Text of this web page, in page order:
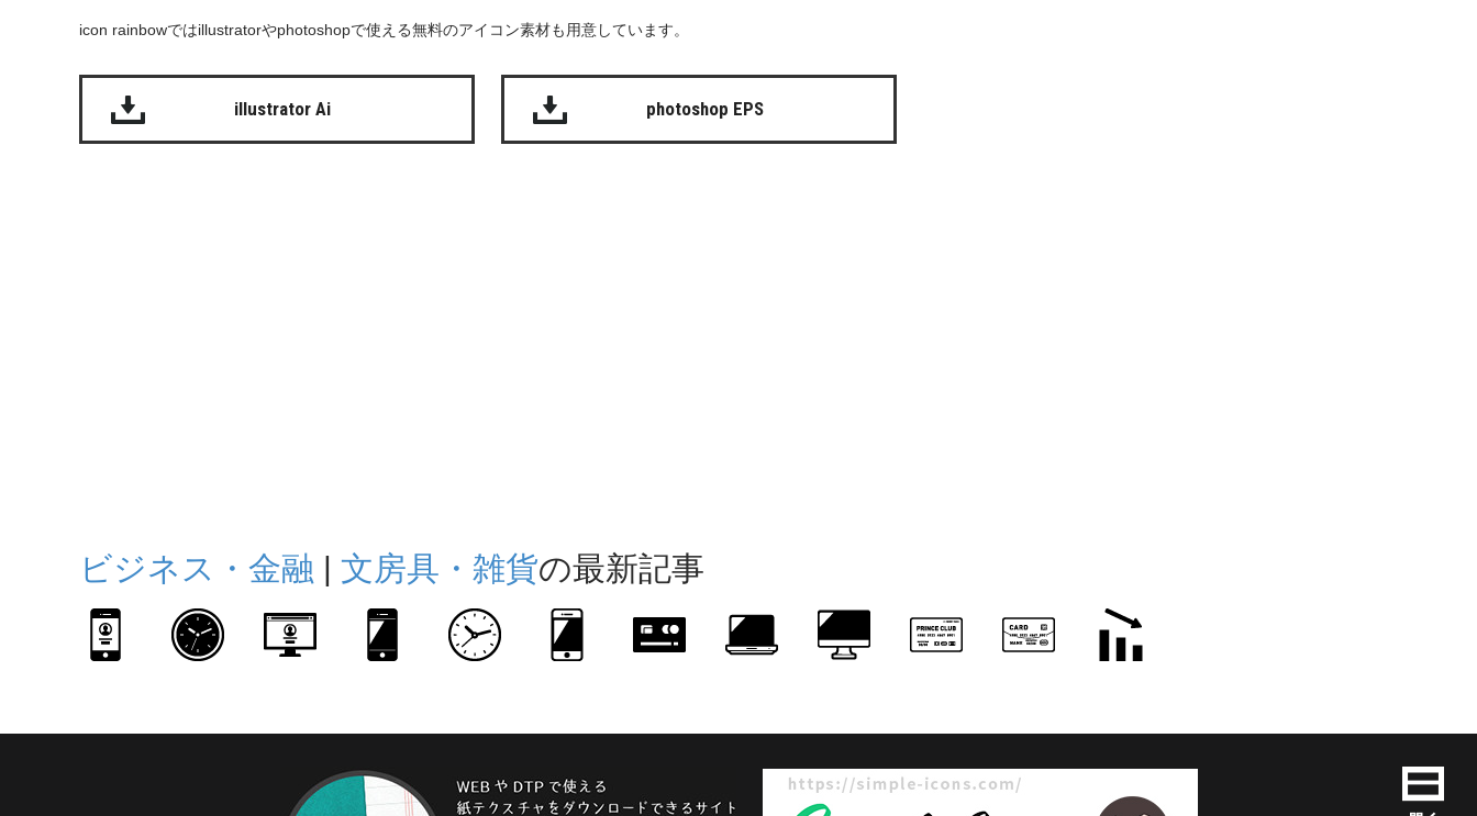
icon rainbowではillustratorやphotoshopで使える無料のアイコン素材も用意しています。
illustrator Ai photoshop EPS
ビジネス・金融 | 文房具・雑貨の最新記事